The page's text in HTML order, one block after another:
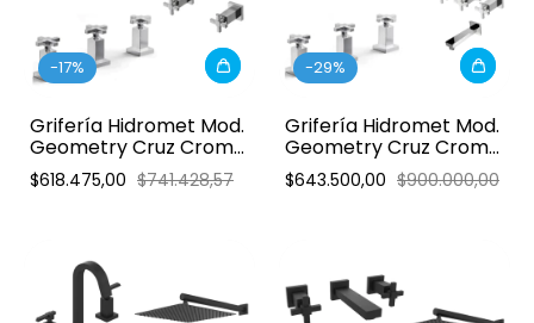
-17%
Grifería Hidromet Mod.
Geometry Cruz Cromo
- Combo Pared
$618.475,00 $741.428,57
-29%
Grifería Hidromet Mod.
Geometry Cruz Cromo
- Combo
$643.500,00 $900.000,00